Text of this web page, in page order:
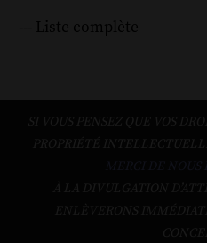
--- Liste complète